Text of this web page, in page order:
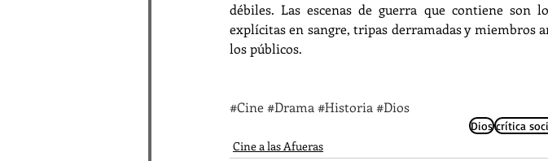
débiles. Las escenas de guerra que contiene
explícitas en sangre, tripas derramadas y miembros
los públicos.
#Cine#Drama#Historia#Dios
Dios crítica
Cine a las Afueras